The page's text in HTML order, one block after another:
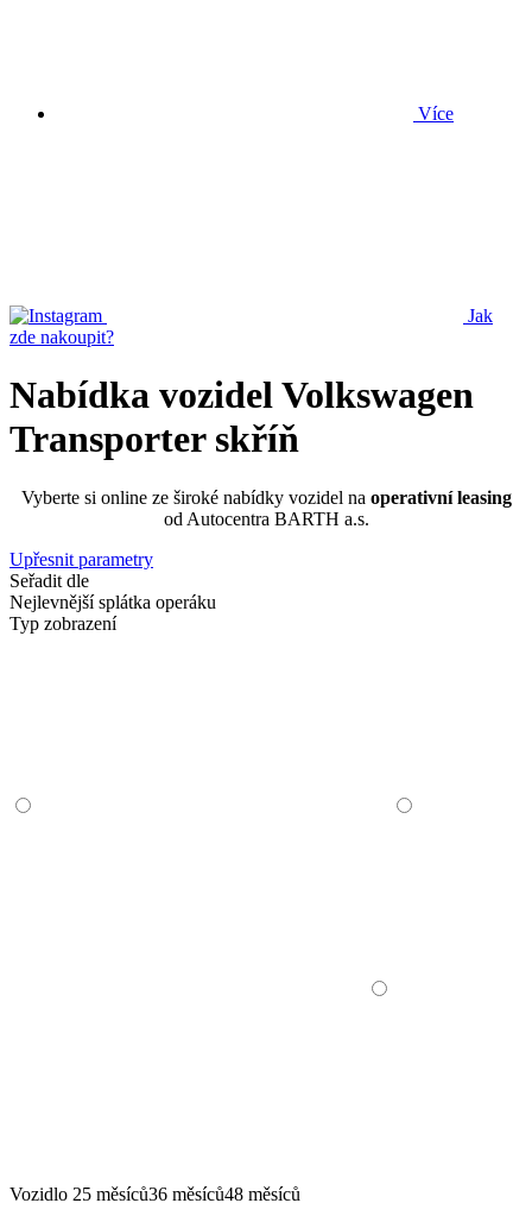
Více
Jak
zde nakoupit?
Nabídka vozidel Volkswagen
Transporter skříň
Vyberte si online ze široké nabídky vozidel na operativní leasing
od Autocentra BARTH a.s.
Upřesnit parametry
Seřadit dle
Nejlevnější splátka operáku
Typ zobrazení
Vozidlo 25 měsíců36 měsíců48 měsíců